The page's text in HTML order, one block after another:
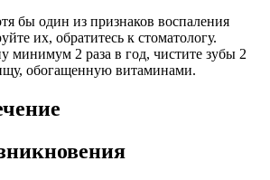
бы один из признаков воспаления
их, обратитесь к стоматологу.
минимум 2 раза в год, чистите зубы 2
обогащенную витаминами.